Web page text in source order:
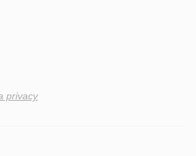
privacy